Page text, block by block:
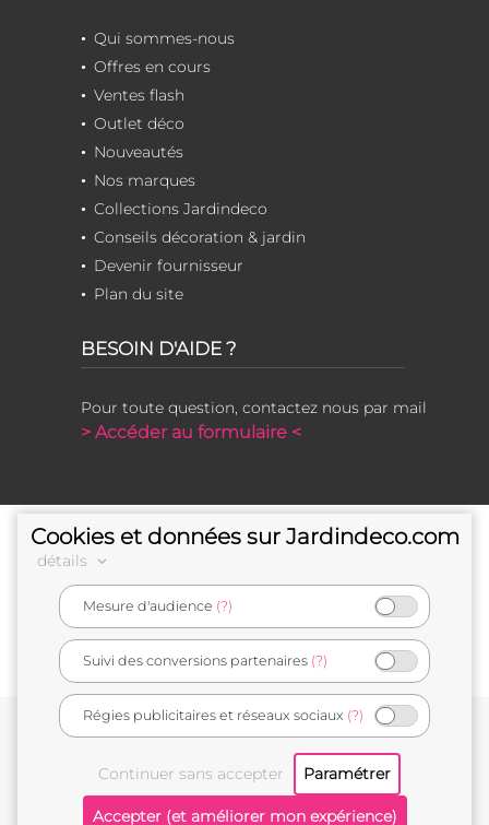
Qui sommes-nous
Offres en cours
Ventes flash
Outlet déco
Nouveautés
Nos marques
Collections Jardindeco
Conseils décoration & jardin
Devenir fournisseur
Plan du site
BESOIN D'AIDE ?
Pour toute question, contactez nous par mail
> Accéder au formulaire <
e-commerçant français
Cookies et données sur Jardindeco.com
détails
Mesure d'audience (?)
Suivi des conversions partenaires (?)
Régies publicitaires et réseaux sociaux (?)